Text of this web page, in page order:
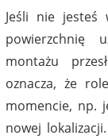
Jeśli nie jesteś
powierzchnię
montażu
oznacza, że
momencie, np.
nowej